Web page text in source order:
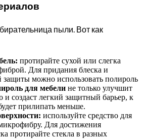
пыли. Вот как
протирайте сухой или слегка
Для придания блеска и
защиты можно использовать полироль
для мебели не только улучшит
создаст легкий защитный барьер, к
прилипать меньше.
используйте средство для
Для достижения
протирайте стекла в разных